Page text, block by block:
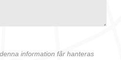
information får hanteras